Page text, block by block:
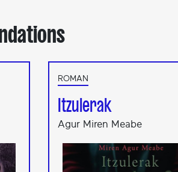
ROMAN
Itzulerak
Agur Miren Meabe